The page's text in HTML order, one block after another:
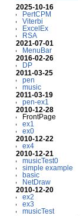
2025-10-16
PertCPM
Viterbi
ExcelEx
RSA
2021-07-01
MenuBar
2016-02-26
DP
2011-03-25
pen
music
2011-03-19
pen-ex1
2010-12-28
FrontPage
ex1
ex0
2010-12-22
ex4
2010-12-21
musicTest0
simple example
basic
NetDraw
2010-12-20
ex2
ex3
musicTest